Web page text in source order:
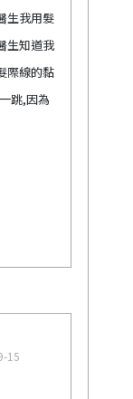
生我用髮
生知道我
際線的黏
跳,因為
15